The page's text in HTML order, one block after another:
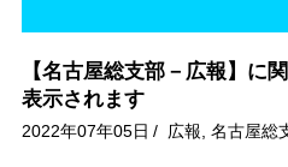
【名古屋総支部－広報】に
表示されます
2022年07年05日 / 広報, 名古屋総